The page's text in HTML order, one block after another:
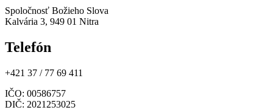
Spoločnosť Božieho Slova
Kalvária 3, 949 01 Nitra
Telefón
+421 37 / 77 69 411
IČO: 00586757
DIČ: 2021253025